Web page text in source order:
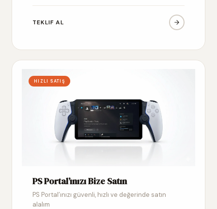
TEKLIF AL
HIZLI SATIŞ
PS Portal’ınızı Bize Satın
PS Portal’ınızı güvenli, hızlı ve değerinde satın
alalım